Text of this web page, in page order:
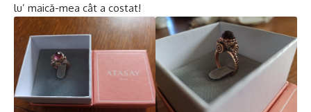
lu’ maică-mea cât a costat!